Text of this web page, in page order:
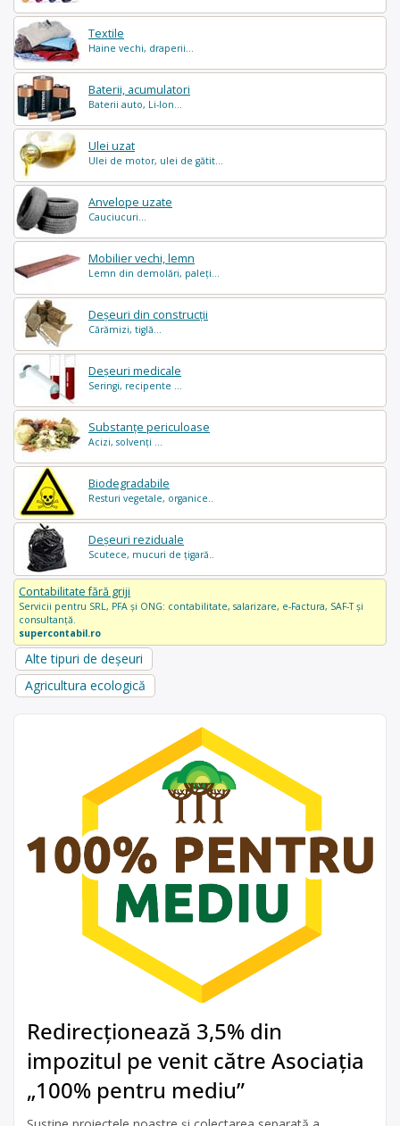
Textile
Haine vechi, draperii...
Baterii, acumulatori
Baterii auto, Li-Ion...
Ulei uzat
Ulei de motor, ulei de gătit...
Anvelope uzate
Cauciucuri...
Mobilier vechi, lemn
Lemn din demolări, paleți...
Deșeuri din construcții
Cărămizi, tiglă...
Deșeuri medicale
Seringi, recipente ...
Substanțe periculoase
Acizi, solvenți ...
Biodegradabile
Resturi vegetale, organice..
Deșeuri reziduale
Scutece, mucuri de țigară..
Contabilitate fără griji
Servicii pentru SRL, PFA și ONG: contabilitate, salarizare, e-Factura, SAF-T și
consultanță.
supercontabil.ro
Alte tipuri de deșeuri
Agricultura ecologică
Redirecționează 3,5% din
impozitul pe venit către Asociația
„100% pentru mediu”